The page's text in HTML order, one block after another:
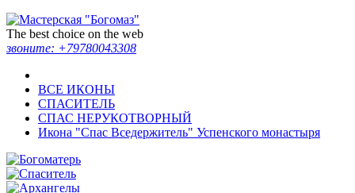
The best choice on the web
звоните: +79780043308
ВСЕ ИКОНЫ
СПАСИТЕЛЬ
СПАС НЕРУКОТВОРНЫЙ
Икона "Спас Вседержитель" Успенского монастыря